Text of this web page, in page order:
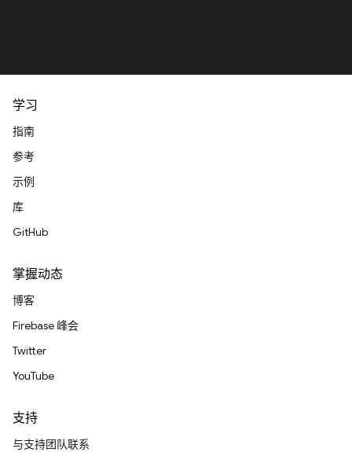
学习
指南
参考
示例
库
GitHub
掌握动态
博客
Firebase 峰会
Twitter
YouTube
支持
与支持团队联系